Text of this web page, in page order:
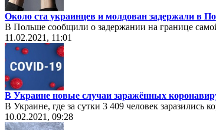
Около ста украинцев и молдован задержали в
В Польше сообщили о задержании на границе
11.02.2021, 11:01
В Украине новые случаи заражённых
В Украине, где за сутки 3 409 человек заразились
10.02.2021, 09:28